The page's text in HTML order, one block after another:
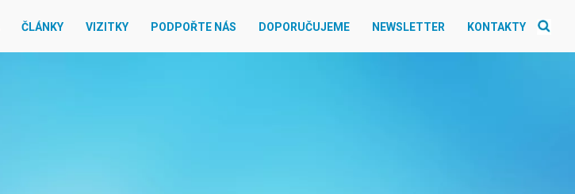
ČLÁNKY VIZITKY PODPOŘTE NÁS DOPORUČUJEME NEWSLETTER KONTAKTY